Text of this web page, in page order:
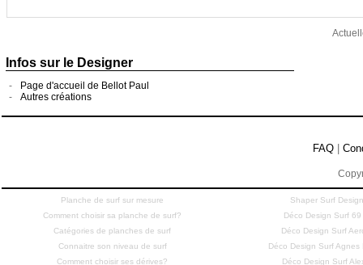
Infos sur le Designer
-
Page d'accueil de Bellot Paul
-
Autres créations
FAQ |
Planche de surf sur mesure
Comment choisir sa planche de surf?
Catégories de planches de surf
Connaitre son niveau de surf
Comment choisir ses dérives?
Shaper Surf
Déco Design Surf 69
Déco Design Surf
Déco Design Surf Agnes
Déco Design Surf